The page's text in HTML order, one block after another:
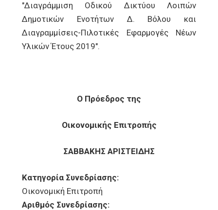
"Διαγράμμιση Οδικού Δικτύου Λοιπών
Δημοτικών Ενοτήτων Δ. Βόλου και
Διαγραμμίσεις-Πιλοτικές Εφαρμογές Νέων
Υλικών Έτους 2019".
Ο Πρόεδρος της
Οικονομικής Επιτροπής
ΣΑΒΒΑΚΗΣ ΑΡΙΣΤΕΙΔΗΣ
Κατηγορία Συνεδρίασης:
Οικονομική Επιτροπή
Αριθμός Συνεδρίασης: